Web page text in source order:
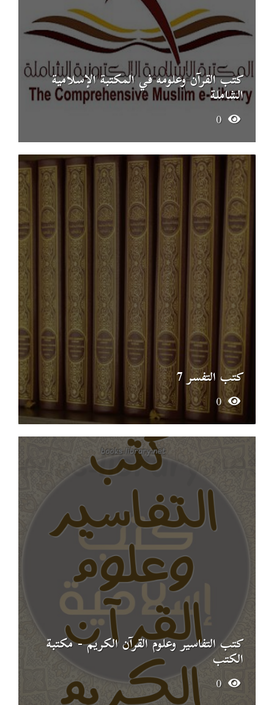
كتب القرآن وعلومه في المكتبة الإسلامية
الشاملة
0
كتب التفسر 7
0
كتب التفاسير وعلوم القرآن الكريم - مكتبة
الكتب
0